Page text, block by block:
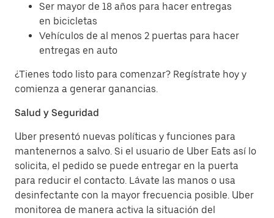
Ser mayor de 18 años para hacer entregas
en bicicletas
Vehículos de al menos 2 puertas para hacer
entregas en auto
¿Tienes todo listo para comenzar? Regístrate hoy y
comienza a generar ganancias.
Salud y Seguridad
Uber presentó nuevas políticas y funciones para
mantenernos a salvo. Si el usuario de Uber Eats así lo
solicita, el pedido se puede entregar en la puerta
para reducir el contacto. Lávate las manos o usa
desinfectante con la mayor frecuencia posible. Uber
monitorea de manera activa la situación del